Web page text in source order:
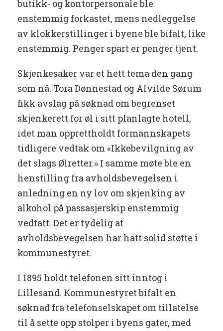
butikk- og kontorpersonale ble
enstemmig forkastet, mens nedleggelse
av klokkerstillinger i byene ble bifalt, like
enstemmig. Penger spart er penger tjent.
Skjenkesaker var et hett tema den gang
som nå. Tora Dønnestad og Alvilde Sørum
fikk avslag på søknad om begrenset
skjenkerett for øl i sitt planlagte hotell,
idet man opprettholdt formannskapets
tidligere vedtak om «Ikkebevilgning av
det slags Ølretter.» I samme møte ble en
henstilling fra avholdsbevegelsen i
anledning en ny lov om skjenking av
alkohol på passasjerskip enstemmig
vedtatt. Det er tydelig at
avholdsbevegelsen har hatt solid støtte i
kommunestyret.
I 1895 holdt telefonen sitt inntog i
Lillesand. Kommunestyret bifalt en
søknad fra telefonselskapet om tillatelse
til å sette opp stolper i byens gater, med